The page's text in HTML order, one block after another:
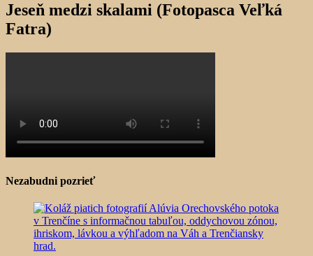
Jeseň medzi skalami (Fotopasca Veľká
Fatra)
Nezabudni pozrieť